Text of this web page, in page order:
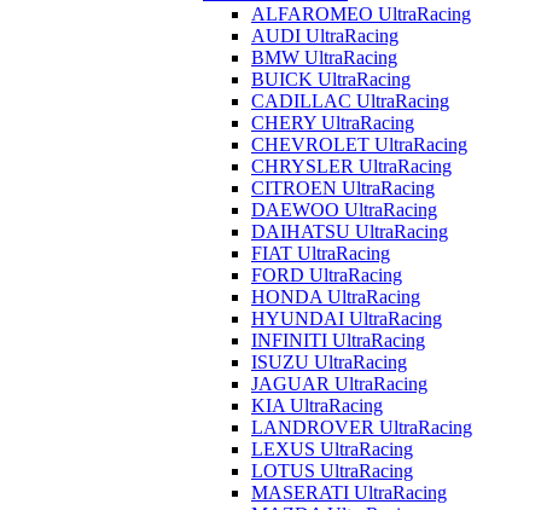
ALFAROMEO UltraRacing
AUDI UltraRacing
BMW UltraRacing
BUICK UltraRacing
CADILLAC UltraRacing
CHERY UltraRacing
CHEVROLET UltraRacing
CHRYSLER UltraRacing
CITROEN UltraRacing
DAEWOO UltraRacing
DAIHATSU UltraRacing
FIAT UltraRacing
FORD UltraRacing
HONDA UltraRacing
HYUNDAI UltraRacing
INFINITI UltraRacing
ISUZU UltraRacing
JAGUAR UltraRacing
KIA UltraRacing
LANDROVER UltraRacing
LEXUS UltraRacing
LOTUS UltraRacing
MASERATI UltraRacing